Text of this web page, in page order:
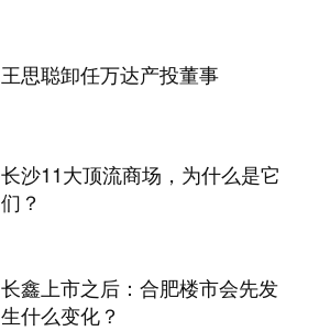
王思聪卸任万达产投董事
长沙11大顶流商场，为什么是它
们？
长鑫上市之后：合肥楼市会先发
生什么变化？